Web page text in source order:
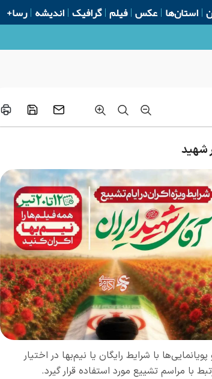
استان‌ها عکس فیلم گرافیک اندیشه رسا+
شهید
با شرایط رایگان یا نیم‌بها در اختیار
با مراسم تشییع مورد استفاده قرار گیرد.